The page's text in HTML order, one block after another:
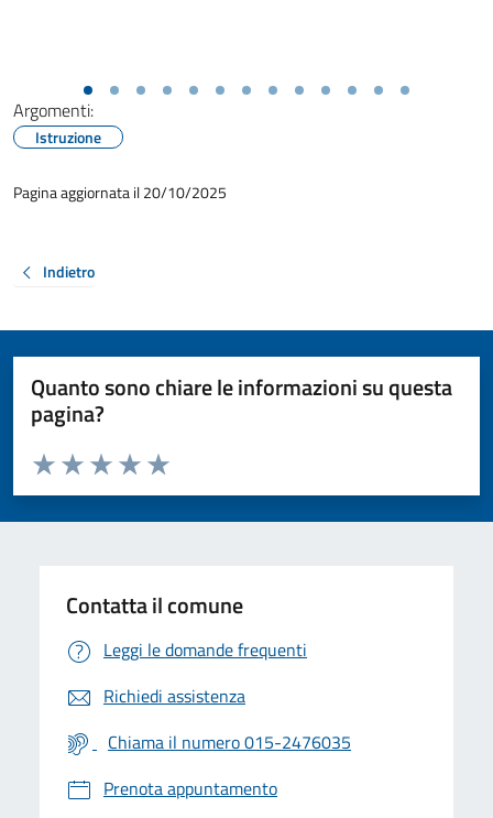
Argomenti:
Istruzione
Pagina aggiornata il 20/10/2025
Indietro
Quanto sono chiare le informazioni su questa
pagina?
Valuta da 1 a 5 stelle la pagina
Valuta 5 stelle su 5
Valuta 4 stelle su 5
Valuta 3 stelle su 5
Valuta 2 stelle su 5
Valuta 1 stelle su 5
Contatta il comune
Leggi le domande frequenti
Richiedi assistenza
Chiama il numero 015-2476035
Prenota appuntamento